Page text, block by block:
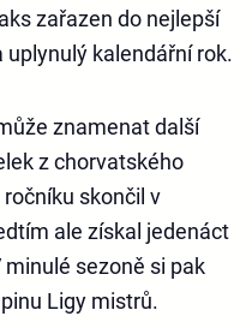
zařazen do nejlepší
kalendářní rok.
znamenat další
z chorvatského
skončil v
ale získal jedenáct
sezoně si pak
Ligy mistrů.